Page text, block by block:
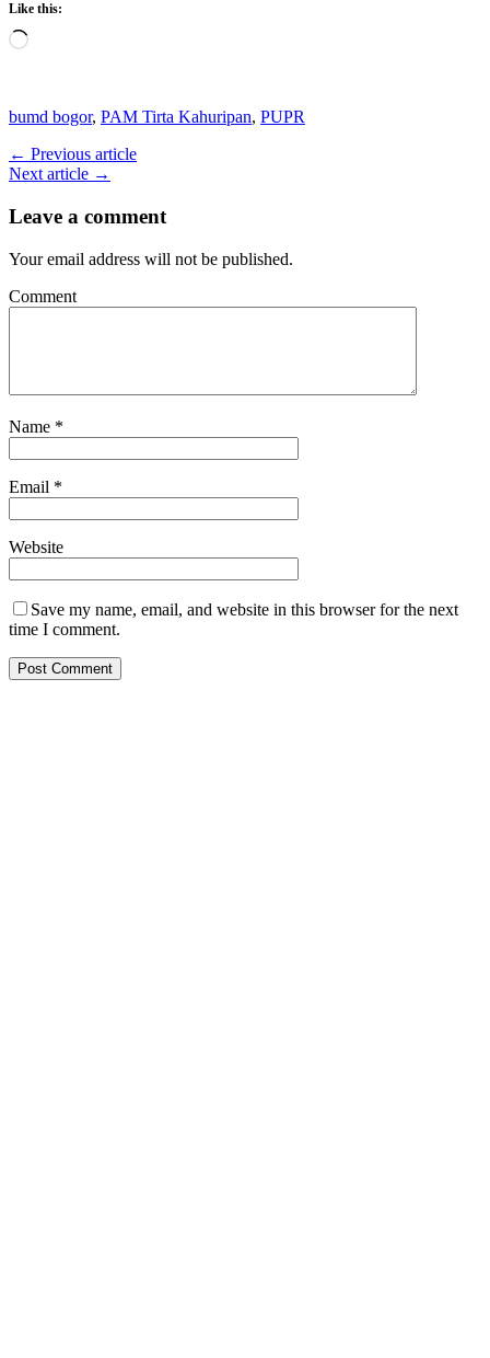
Like this:
Loading…
bumd bogor, PAM Tirta Kahuripan, PUPR
← Previous article
Next article →
Leave a comment
Your email address will not be published.
Comment
Name *
Email *
Website
Save my name, email, and website in this browser for the next
time I comment.